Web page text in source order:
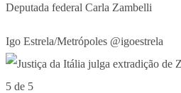
Deputada federal Carla Zambelli
Igo Estrela/Metrópoles @igoestrela
5 de 5